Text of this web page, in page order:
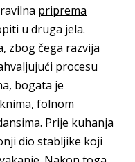
priprema
u druga jela.
zbog čega razvija
procesu
bogata je
folnom
Prije kuhanja
dio stabljike koji